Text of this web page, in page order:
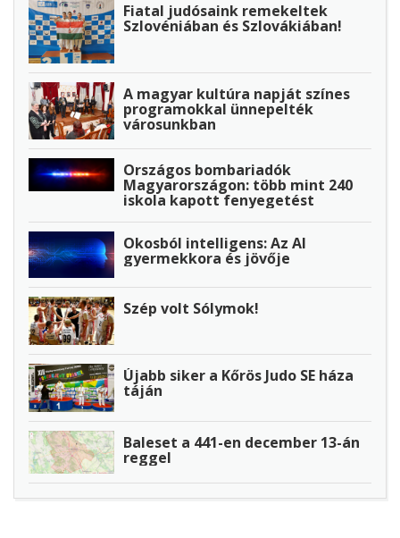
Fiatal judósaink remekeltek
Szlovéniában és Szlovákiában!
A magyar kultúra napját színes
programokkal ünnepelték
városunkban
Országos bombariadók
Magyarországon: több mint 240
iskola kapott fenyegetést
Okosból intelligens: Az AI
gyermekkora és jövője
Szép volt Sólymok!
Újabb siker a Kőrös Judo SE háza
táján
Baleset a 441-en december 13-án
reggel